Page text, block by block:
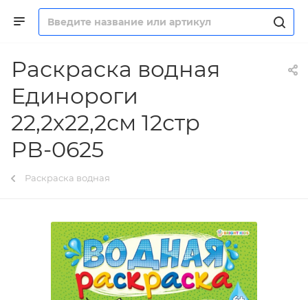
Раскраска водная
Единороги
22,2х22,2см 12стр
РВ-0625
Раскраска водная